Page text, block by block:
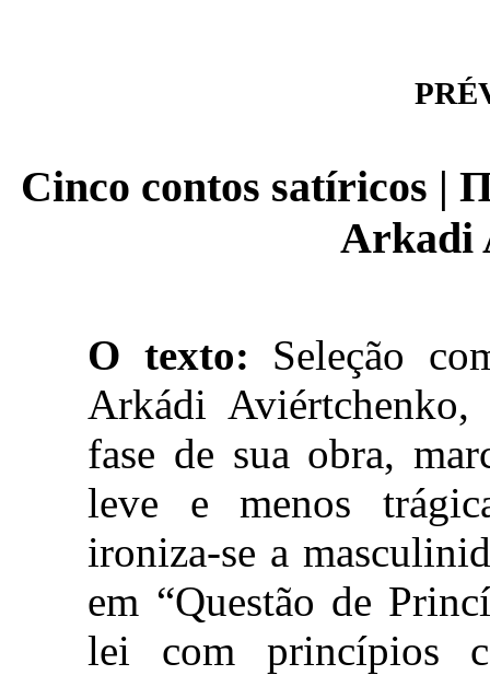
Cinco contos satíricos |
Arkadi
O texto: Seleção
Arkádi
fase de sua obra,
leve e menos
ironiza-se a
em “Questão de
lei com princípios